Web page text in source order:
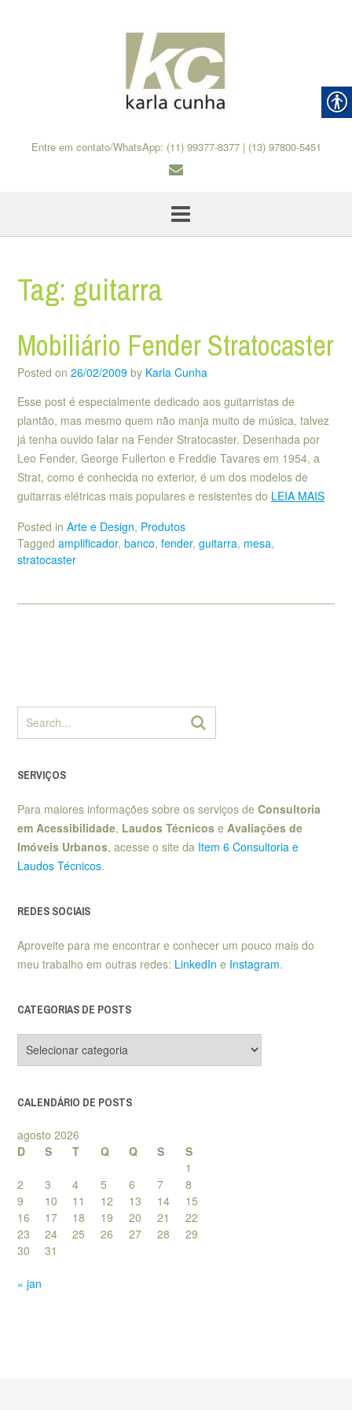
Entre em contato/WhatsApp: (11) 99377-8377 | (13) 97800-5451
Tag: guitarra
Mobiliário Fender Stratocaster
Posted on 26/02/2009 by Karla Cunha
Esse post é especialmente dedicado aos guitarristas de
plantão, mas mesmo quem não manja muito de música, talvez
já tenha ouvido falar na Fender Stratocaster. Desenhada por
Leo Fender, George Fullerton e Freddie Tavares em 1954, a
Strat, como é conhecida no exterior, é um dos modelos de
guitarras elétricas mais populares e resistentes do LEIA MAIS
Posted in Arte e Design, Produtos
Tagged amplificador, banco, fender, guitarra, mesa,
stratocaster
SERVIÇOS
Para maiores informações sobre os serviços de Consultoria
em Acessibilidade, Laudos Técnicos e Avaliações de
Imóveis Urbanos, acesse o site da Item 6 Consultoria e
Laudos Técnicos.
REDES SOCIAIS
Aproveite para me encontrar e conhecer um pouco mais do
meu trabalho em outras redes: LinkedIn e Instagram.
CATEGORIAS DE POSTS
de
CALENDÁRIO DE POSTS
agosto 2026
D
S T Q Q S
S
1
2
3 4 5 6 7
8
9
10 11 12 13 14
15
16
17 18 19 20 21
22
23
24 25 26 27 28
29
30
31
« jan